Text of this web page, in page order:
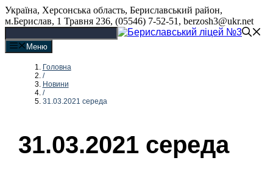
Перейти
до
вмісту
Україна, Херсонська область, Бериславський район,
м.Берислав, 1 Травня 236, (05546) 7-52-51, berzosh3@ukr.net
Меню
Головна
/
Новини
/
31.03.2021 середа
31.03.2021 середа